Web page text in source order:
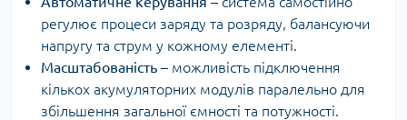
регулює процеси заряду та розряду, балансуючи
напругу та струм у кожному елементі.
Масштабованість – можливість підключення
кількох акумуляторних модулів паралельно для
збільшення загальної ємності та потужності.